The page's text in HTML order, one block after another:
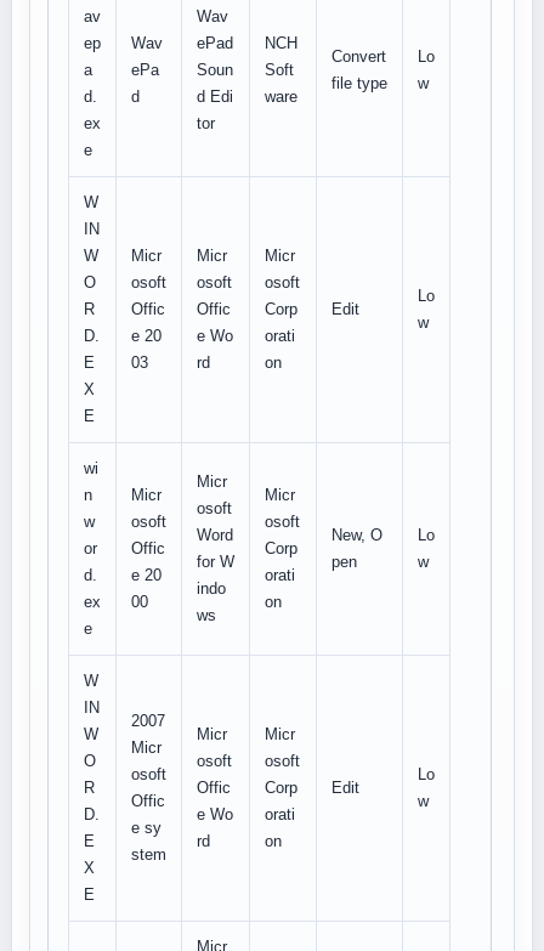
av
ep
a
d.
ex
e
Wav
ePa
d
Wav
ePad
Soun
d Edi
tor
NCH
Soft
ware
Convert
file type
Lo
w
W
IN
W
O
R
D.
E
X
E
Micr
osoft
Offic
e 20
03
Micr
osoft
Offic
e Wo
rd
Micr
osoft
Corp
orati
on
Edit
Lo
w
wi
n
w
or
d.
ex
e
Micr
osoft
Offic
e 20
00
Micr
osoft
Word
for W
indo
ws
Micr
osoft
Corp
orati
on
New, O
pen
Lo
w
W
IN
W
O
R
D.
E
X
E
2007
Micr
osoft
Offic
e sy
stem
Micr
osoft
Offic
e Wo
rd
Micr
osoft
Corp
orati
on
Edit
Lo
w
Micr